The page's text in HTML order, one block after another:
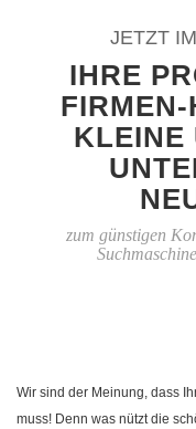
JETZT
IHRE
FIRMEN-
KLEINE
zum günstigen
Wir sind der Meinung, dass
muss! Denn was nützt die